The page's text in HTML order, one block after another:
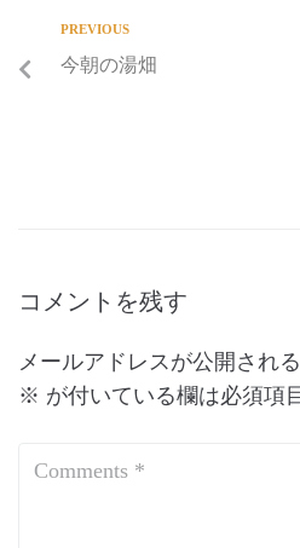
PREVIOUS
今朝の湯畑
コメントを残す
メールアドレスが公開され
※ が付いている欄は必須項